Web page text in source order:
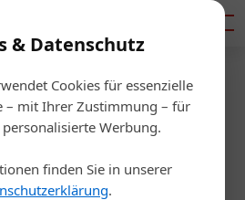
& Datenschutz
Cookies für essenzielle
– mit Ihrer Zustimmung – für
Werbung.
finden Sie in unserer
.
/Wissen & Lernen
und bestens